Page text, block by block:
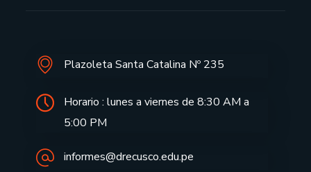
Plazoleta Santa Catalina Nº 235
Horario : lunes a viernes de 8:30 AM a
5:00 PM
informes@drecusco.edu.pe